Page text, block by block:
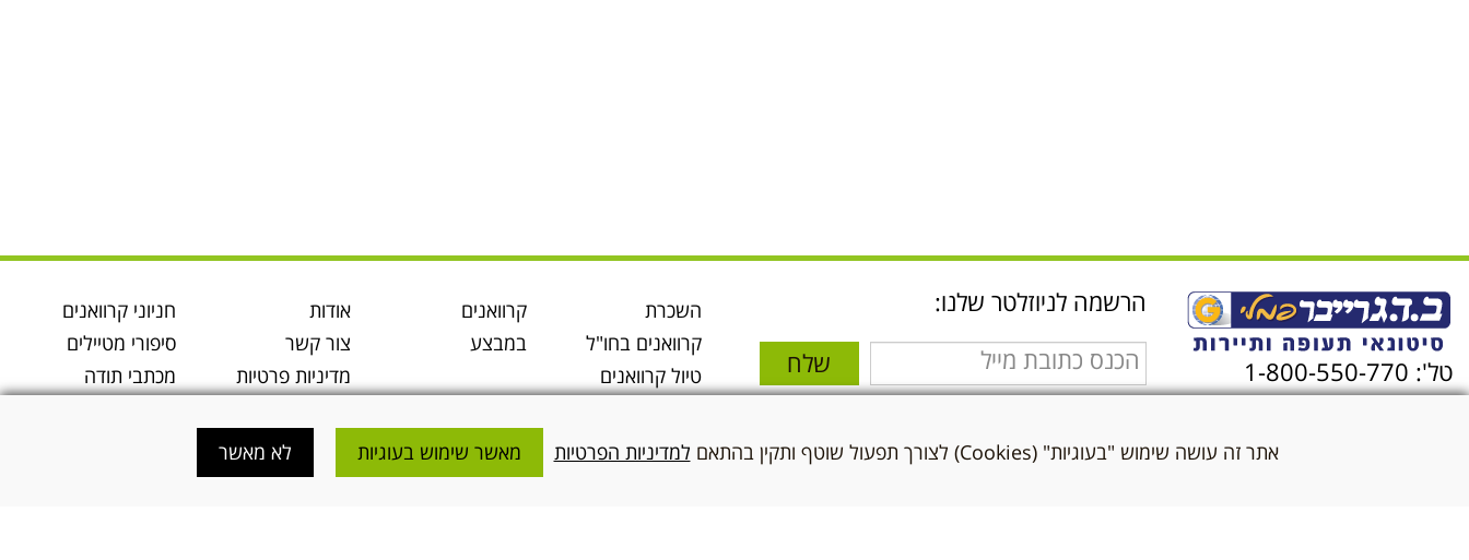
טל': 1-800-550-770
הרשמה לניוזלטר שלנו:
שלח
לתנאי השימוש ולמדיניות
השכרת
קרוואנים בחו"ל
טיול קרוואנים
טיול קרוואנים
קרוואנים
במבצע
אודות
צור קשר
מדיניות פרטיות
קרוואנים
מידע קרוואנים
חניוני קרוואנים
סיפורי מטיילים
מכתבי תודה
אתר זה עושה שימוש "בעוגיות" (Cookies) לצורך תפעול שוטף ותקין בהתאם למדיניות הפרטיות מאשר שימוש בעוגיות לא מאשר